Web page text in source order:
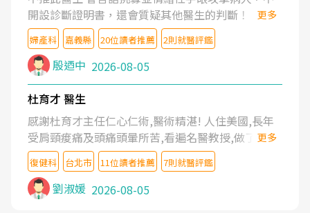
開設診斷證明書，還會質疑其他醫生的判斷！
更多
婦產科 嘉義縣 20位讀者推薦 2則就醫評鑑
殷迺中 2026-08-05
杜育才 醫生
感謝杜育才主任仁心仁術,醫術精湛! 人住美國,長年
受肩頸痠痛及頭痛頭暈所苦,看遍名醫教授,做了各種
檢查,也嘗試過西醫打針,中醫針灸及物理徒手治療都
沒有用,後來連吃到嗎啡類止痛藥都效果有限,只是壓
症狀,沒多久就痛起來,多年失眠嚴重影響生活品質.
台灣親友介紹忠孝醫院杜育才主任是頸頭症候群專
更多
復健科 台北市 11位讀者推薦 7則就醫評鑑
劉淑媛 2026-08-05